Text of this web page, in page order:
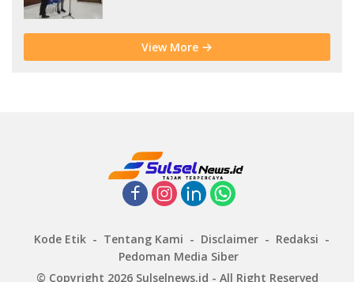
View More
Kode Etik Tentang Kami Disclaimer
Redaksi
Pedoman Media Siber
© Copyright 2026 Sulselnews.id - All Right Reserved